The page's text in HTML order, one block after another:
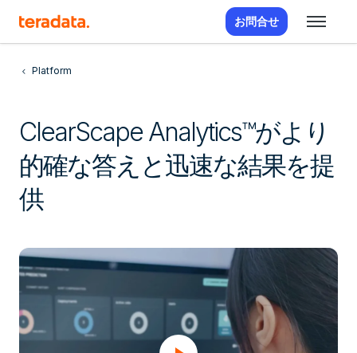
お問合せ
Platform
ClearScape Analytics™がより
的確な答えと迅速な結果を提
供